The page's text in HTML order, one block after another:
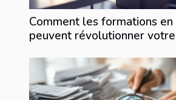
Comment les formations
peuvent révolutionner